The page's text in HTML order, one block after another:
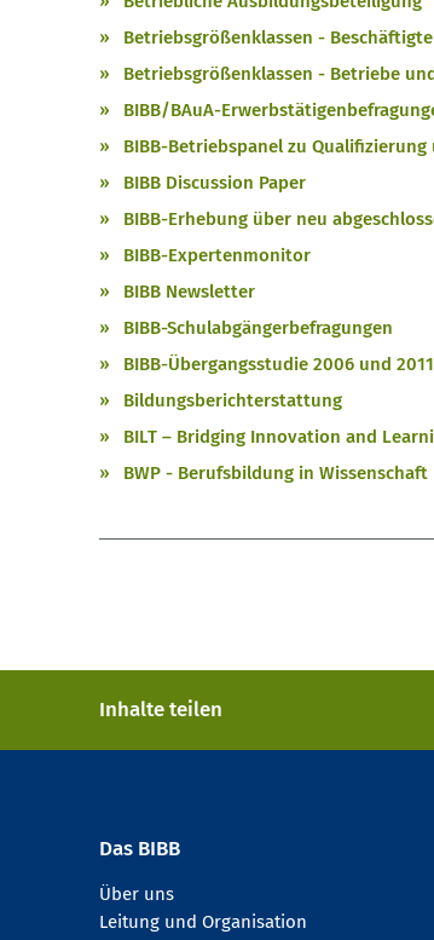
Betriebsgrößenklassen -
Betriebsgrößenklassen - Betriebe
BIBB/BAuA-
BIBB-Betriebspanel zu
BIBB Discussion Paper
BIBB-Erhebung über neu
BIBB-Expertenmonitor
BIBB Newsletter
BIBB-Schulabgängerbefragungen
BIBB-Übergangsstudie 2006 und 2011
Bildungsberichterstattung
BILT – Bridging Innovation and
BWP - Berufsbildung in Wissenschaft
Inhalte teilen
Das BIBB
Über uns
Leitung und Organisation